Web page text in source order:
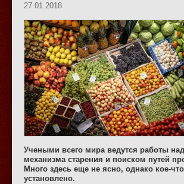
27.01.2018
Учеными всего мира ведутся работы
механизма старения и поиском путей
Много здесь еще не ясно, однако кое-
установлено.